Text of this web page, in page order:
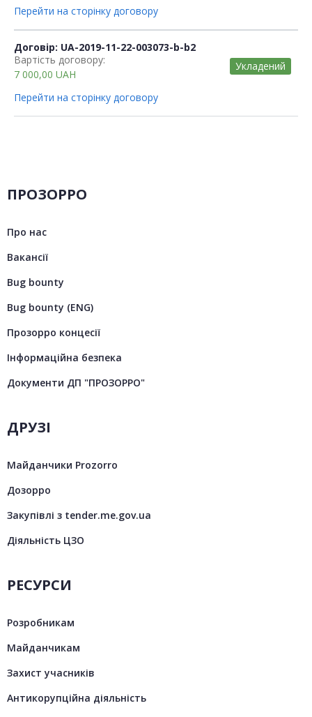
Перейти на сторінку договору
Договір: UA-2019-11-22-003073-b-b2
Вартість договору:
7 000,00 UAH
Укладений
Перейти на сторінку договору
ПРОЗОРРО
Про нас
Вакансії
Bug bounty
Bug bounty (ENG)
Прозорро концесії
Інформаційна безпека
Документи ДП "ПРОЗОРРО"
ДРУЗІ
Майданчики Prozorro
Дозорро
Закупівлі з tender.me.gov.ua
Діяльність ЦЗО
РЕСУРСИ
Розробникам
Майданчикам
Захист учасників
Антикорупційна діяльність